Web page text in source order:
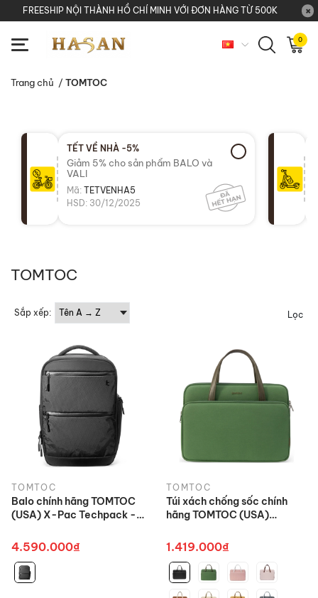
FREESHIP NỘI THÀNH HỒ CHÍ MINH VỚI ĐƠN HÀNG TỪ 500K
0
Trang chủ / TOMTOC
TẾT VỀ NHÀ -5%
Giảm 5% cho sản phẩm BALO và
VALI
Mã: TETVENHA5
HSD: 30/12/2025
TOMTOC
Sắp xếp: Lọc
TOMTOC
Balo chính hãng TOMTOC
(USA) X-Pac Techpack -
4.590.000₫
TOMTOC
Túi xách chống sốc chính
hãng TOMTOC (USA)
cho Macbook/Ultrabook
nhiều màu
1.419.000₫